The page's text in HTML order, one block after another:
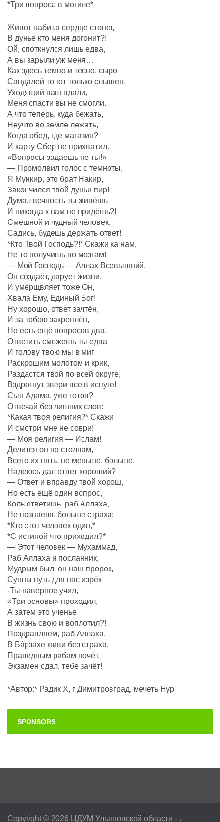
*Три вопроса в могиле*
Живот набит,а сердце стонет,
В дунье кто меня догонит?!
Ой, споткнулся лишь едва,
А вы зарыли уж меня…
Как здесь темно и тесно, сыро
Сандалей топот только слышен,
Уходящий ваш вдали,
Меня спасти вы не смогли.
А что теперь, куда бежать,
Неучто во земле лежать,
Когда обед, где магазин?
И карту Сбер не прихватил.
«Вопросы задаешь не ты!»
— Промолвил голос с темноты,
Я Мункир, это брат Накир,_
Закончился твой дуньи пир!
Думал вечность ты живёшь
И никогда к нам не придёшь?!
Смешной и чудный человек,
Садись, будешь держать ответ!
*Кто Твой Господь?!* Скажи ка нам,
Не то получишь по мозгам!
— Мой Господь — Аллах Всевышний,
Он создаëт, дарует жизни,
И умерщвляет тоже Он,
Хвала Ему, Единый Бог!
Ну хорошо, ответ зачтëн,
И за тобою закреплëн,
Но есть ещё вопросов два,
Ответить сможешь ты едва
И голову твою мы в миг
Раскрошим молотом и крик,
Раздастся твой по всей округе,
Вздрогнут звери все в испуге!
Сын Áдама, уже готов?
Отвечай без лишних слов:
*Какая твоя религия?* Скажи
И смотри мне не соври!
— Моя религия — Ислам!
Делится он по столпам,
Всего их пять, не меньше, больше,
Надеюсь дал ответ хороший?
— Ответ и вправду твой хорош,
Но есть ещё один вопрос,
Коль ответишь, раб Аллаха,
Не познаешь больше страха:
*Кто этот человек один,*
*С истиной что приходил?*
— Этот человек — Мухаммад,
Раб Аллаха и посланник,
Мудрым был, он наш пророк,
Сунны путь для нас изрёк
-Ты наверное учил,
«Три основы» проходил,
А затем это ученье
В жизнь свою и воплотил?!
Поздравляем, раб Аллаха,
В Бáрзахе живи без страха,
Праведным рабам почëт,
Экзамен сдал, тебе зачёт!
*Автор:* Радик Х, г Димитровград, мечеть Нур
SPONSORS
Copyright © 2026 ЦДУМ Ульяновской области - .